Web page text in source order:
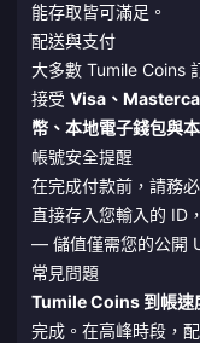
能存取皆可滿足。
配送與支付
大多數 Tumile Coins
接受 Visa、
幣、本地電子錢包與
帳號安全提醒
在完成付款前，請務
直接存入您輸入的 ID
— 儲值僅需您的公開
常見問題
Tumile Coins 到帳速
完成。在高峰時段，